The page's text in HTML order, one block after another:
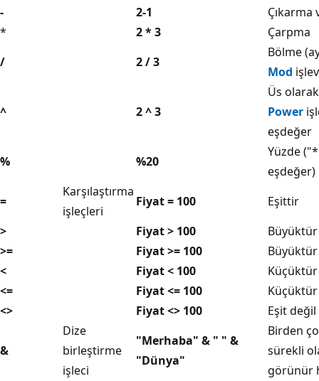
-
2-1
Çıkarma
*
2 * 3
Çarpma
/
2 / 3
Bölme
Mod
^ 2 ^ 3
Üs
Power
eşdeğer
%
%20
Yüzde
eşdeğer)
=
Karşılaştırma
işleçleri
Fiyat = 100
Eşittir
>
Fiyat > 100
Büyüktür
>=
Fiyat >= 100
<
Fiyat < 100
Küçüktür
<=
Fiyat <= 100
<>
Fiyat <> 100 Eşit değil
&
Dize
birleştirme
işleci
"Merhaba" & " " &
"Dünya"
Birden
sürekli
görünür